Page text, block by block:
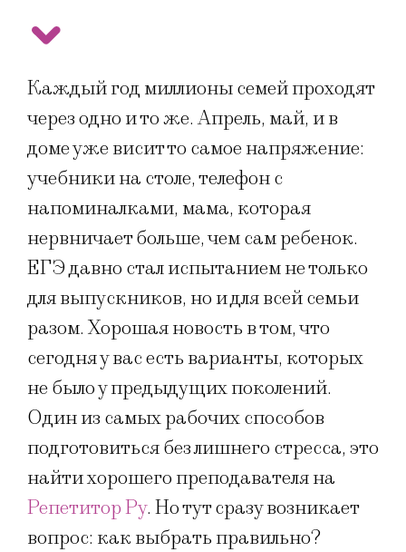
Каждый год миллионы семей проходят
через одно и то же. Апрель, май, и в
доме уже висит то самое напряжение:
учебники на столе, телефон с
напоминалками, мама, которая
нервничает больше, чем сам ребенок.
ЕГЭ давно стал испытанием не только
для выпускников, но и для всей семьи
разом. Хорошая новость в том, что
сегодня у вас есть варианты, которых
не было у предыдущих поколений.
Один из самых рабочих способов
подготовиться без лишнего стресса, это
найти хорошего преподавателя на
Репетитор Ру. Но тут сразу возникает
вопрос: как выбрать правильно?